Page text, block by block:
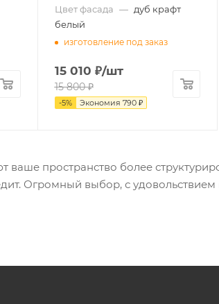
Цвет фасада — дуб крафт
белый
изготовление под заказ
15 010 ₽/шт
15 800₽
-5% Экономия 790₽
пространство более
Огромный выбор, с